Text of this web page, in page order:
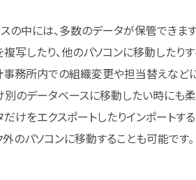
の中には、多数のデータが保管できま
写したり、他のパソコンに移動したり
事務所内での組織変更や担当替えなど
のデータベースに移動したい時にも
だけをエクスポートしたりインポートす
外のパソコンに移動することも可能です。